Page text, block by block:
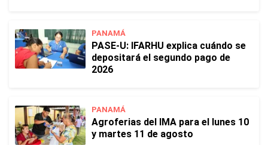
PANAMÁ
PASE-U: IFARHU explica cuándo se
depositará el segundo pago de
2026
PANAMÁ
Agroferias del IMA para el lunes 10
y martes 11 de agosto